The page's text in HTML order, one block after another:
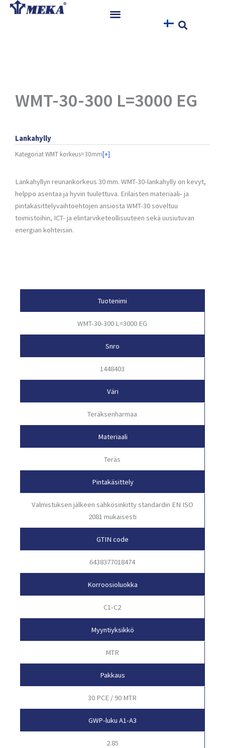
Siirry
WMT-30-300 L=3000 EG
Lankahylly
KategoriatWMT korkeus=30mm[+]
Lankahyllyn reunankorkeus 30 mm. WMT-30-lankahylly on kevyt,
helppo asentaa ja hyvin tuulettuva. Erilaisten materiaali- ja
pintakäsittelyvaihtoehtojen ansiosta WMT-30 soveltuu
toimistoihin, ICT- ja elintarviketeollisuuteen sekä uusiutuvan
energian kohteisiin.
Tuotenimi
WMT-30-300 L=3000 EG
Snro
1448403
Väri
Teräksenharmaa
Materiaali
Teräs
Pintakäsittely
Valmistuksen jälkeen sähkösinkitty standardin EN ISO
2081 mukaisesti
GTIN code
6438377018474
Korroosioluokka
C1-C2
Myyntiyksikkö
MTR
Pakkaus
30 PCE / 90 MTR
GWP-luku A1-A3
2.85